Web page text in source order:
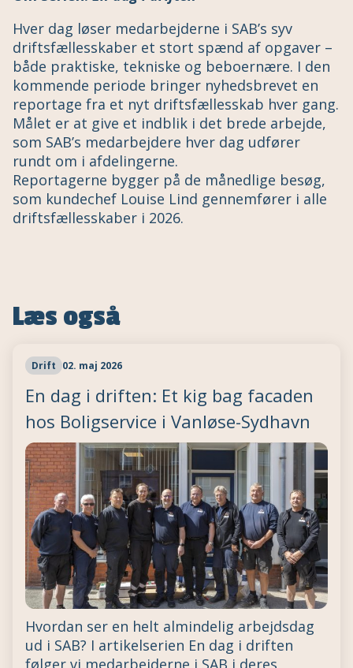
Hver dag løser medarbejderne i SAB’s syv
driftsfællesskaber et stort spænd af opgaver –
både praktiske, tekniske og beboernære. I den
kommende periode bringer nyhedsbrevet en
reportage fra et nyt driftsfællesskab hver gang.
Målet er at give et indblik i det brede arbejde,
som SAB’s medarbejdere hver dag udfører
rundt om i afdelingerne.
Reportagerne bygger på de månedlige besøg,
som kundechef Louise Lind gennemfører i alle
driftsfællesskaber i 2026.
Læs også
Drift 02. maj 2026
En dag i driften: Et kig bag facaden
hos Boligservice i Vanløse-Sydhavn
Hvordan ser en helt almindelig arbejdsdag
ud i SAB? I artikelserien En dag i driften
følger vi medarbejderne i SAB i deres